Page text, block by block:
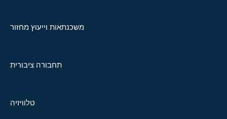
משכנתאות וייעוץ מחזור
תחבורה ציבורית
טלוויזיה